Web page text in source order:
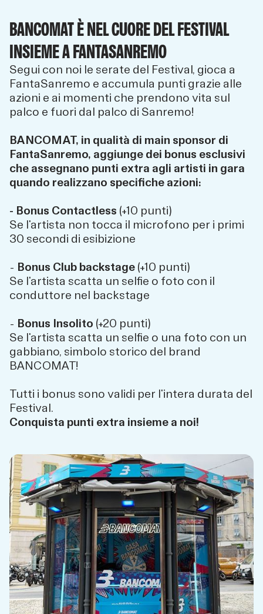
BANCOMAT È NEL CUORE DEL FESTIVAL
INSIEME A FANTASANREMO
Segui con noi le serate del Festival, gioca a
FantaSanremo e accumula punti grazie alle
azioni e ai momenti che prendono vita sul
palco e fuori dal palco di Sanremo!
BANCOMAT, in qualità di main sponsor di
FantaSanremo, aggiunge dei bonus esclusivi
che assegnano punti extra agli artisti in gara
quando realizzano specifiche azioni:
- Bonus Contactless (+10 punti)
Se l'artista non tocca il microfono per i primi
30 secondi di esibizione
- Bonus Club backstage (+10 punti)
Se l'artista scatta un selfie o foto con il
conduttore nel backstage
- Bonus Insolito (+20 punti)
Se l'artista scatta un selfie o una foto con un
gabbiano, simbolo storico del brand
BANCOMAT!
Tutti i bonus sono validi per l'intera durata del
Festival.
Conquista punti extra insieme a noi!